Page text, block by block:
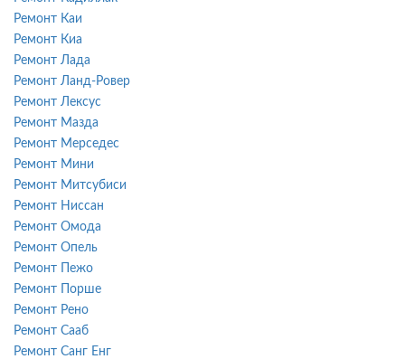
Ремонт Каи
Ремонт Киа
Ремонт Лада
Ремонт Ланд-Ровер
Ремонт Лексус
Ремонт Мазда
Ремонт Мерседес
Ремонт Мини
Ремонт Митсубиси
Ремонт Ниссан
Ремонт Омода
Ремонт Опель
Ремонт Пежо
Ремонт Порше
Ремонт Рено
Ремонт Сааб
Ремонт Санг Енг